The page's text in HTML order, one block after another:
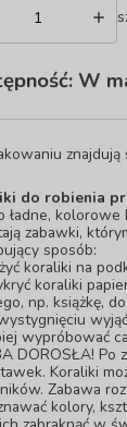
W
znajdują
do robienia
ładne,
zabawki,
sposób:
koraliki na
koraliki
np. książkę,
wypróbować
DOROSŁA!
Koraliki
Zabawa
kolory,